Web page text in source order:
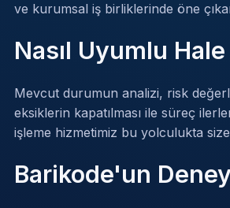
ve kurumsal iş birliklerinde öne
Nasıl Uyumlu
Mevcut durumun analizi, risk
eksiklerin kapatılması ile süreç
işleme hizmetimiz bu yolculukta
Barikode'un